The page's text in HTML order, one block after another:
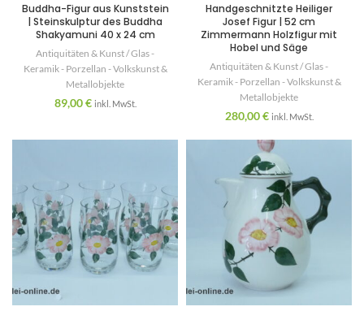
Buddha-Figur aus Kunststein
| Steinskulptur des Buddha
Shakyamuni 40 x 24 cm
Antiquitäten & Kunst / Glas -
Keramik - Porzellan - Volkskunst &
Metallobjekte
89,00€ inkl. MwSt.
Handgeschnitzte Heiliger
Josef Figur | 52 cm
Zimmermann Holzfigur mit
Hobel und Säge
Antiquitäten & Kunst / Glas -
Keramik - Porzellan - Volkskunst &
Metallobjekte
280,00€ inkl. MwSt.